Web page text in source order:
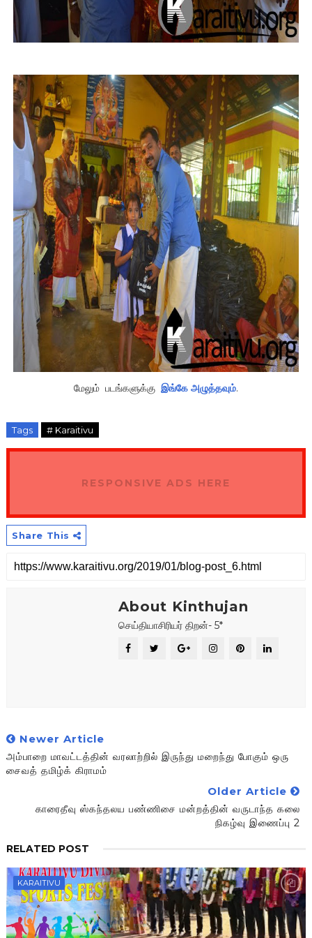
மேலும் படங்களுக்கு இங்கே அழுத்தவும்.
Tags # Karaitivu
RESPONSIVE ADS HERE
Share This
About Kinthujan
செய்தியாசிரியர் திறன்- 5*
Newer Article
அம்பாறை மாவட்டத்தின் வரலாற்றில் இருந்து மறைந்து போகும் ஒரு
சைவத் தமிழ்க் கிராமம்
Older Article
காரைதீவு ஸ்கந்தலய பண்ணிசை மன்றத்தின் வருடாந்த கலை
நிகழ்வு இணைப்பு 2
RELATED POST
KARAITIVU